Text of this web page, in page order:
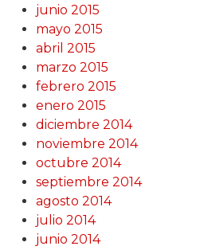
junio 2015
mayo 2015
abril 2015
marzo 2015
febrero 2015
enero 2015
diciembre 2014
noviembre 2014
octubre 2014
septiembre 2014
agosto 2014
julio 2014
junio 2014